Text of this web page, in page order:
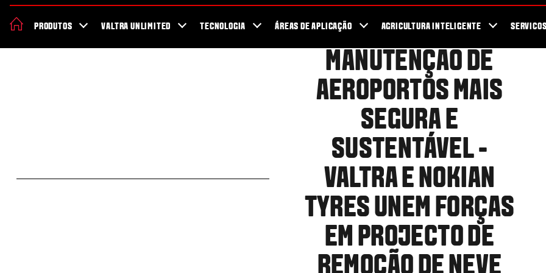
PRODUTOS VALTRA UNLIMITED TECNOLOGIA ÁREAS DE APLICAÇÃO AGRICULTURA INTELIGENTE SERVICOS
MANUTENÇÃO DE
AEROPORTOS MAIS
SEGURA E
SUSTENTÁVEL -
VALTRA E NOKIAN
TYRES UNEM FORÇAS
EM PROJECTO DE
REMOÇÃO DE NEVE